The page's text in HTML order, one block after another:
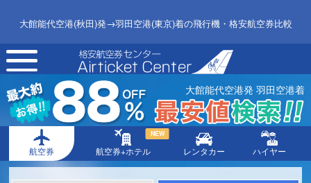
大館能代空港(秋田)発→羽田空港(東京)着の飛行機・格安航空券比較
toggle
navigation
大館能代空港発 羽田空港着
航空券 航空券+ホテル
NEW
レンタカー ハイヤー